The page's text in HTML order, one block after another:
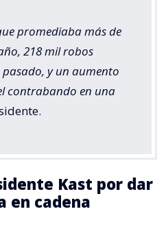
promediaba más de
218 mil robos
y un aumento
contrabando en una
Kast por dar
en cadena